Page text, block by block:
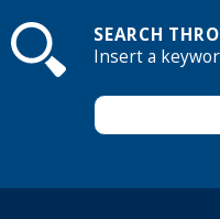
SEARCH
Insert a